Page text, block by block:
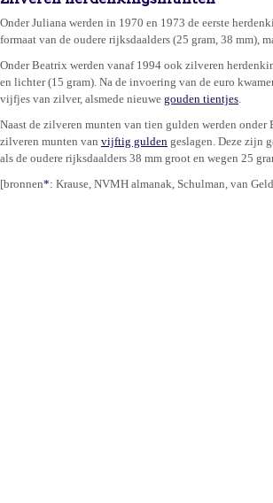
Onder Juliana werden in 1970 en 1973 de eerste
formaat van de oudere rijksdaalders (25 gram, 38 mm),
Onder Beatrix werden vanaf 1994 ook zilveren
en lichter (15 gram). Na de invoering van de euro
vijfjes van zilver, alsmede nieuwe gouden tientjes
Naast de zilveren munten van tien gulden werden
zilveren munten van vijftig gulden geslagen. Deze zijn
als de oudere rijksdaalders 38 mm groot en wegen 25
[bronnen*: Krause, NVMH almanak, Schulman, van